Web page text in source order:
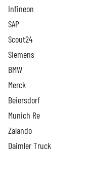
Infineon
SAP
Scout24
Siemens
BMW
Merck
Beiersdorf
Munich Re
Zalando
Daimler Truck